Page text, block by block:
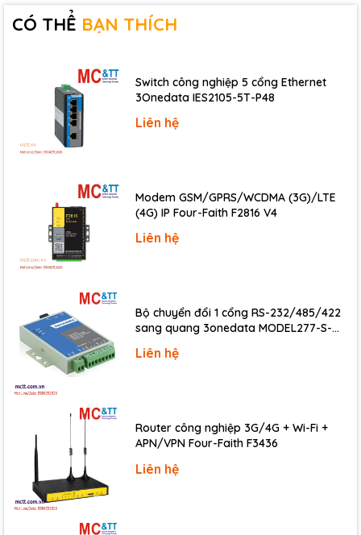
Type
Wet Contact
Sink/Source (NPN/PNP)
Wet Contact, OFF Voltage Level
+4 ~ 30 VDC
Max. Counts
Frequency
Input Impedance
Overvoltage Protection
±35 VDC
Relay Output
Type
AC-SSR
Contact Rating
24 ~ 265 VAC @ 1A
Operate Time
1/2 cycle + 1 ms
Release Time
1/2 cycle + 1 ms
Electrical
Endurance
CÓ THỂ BẠN THÍCH
Switch công nghiệp 5 cổng Ethernet
3Onedata IES2105-5T-P48
Liên hệ
Modem GSM/GPRS/WCDMA (3G)/LTE
(4G) IP Four-Faith F2816 V4
Liên hệ
Bộ chuyển đổi 1 cổng RS-232/485/422
sang quang 3onedata MODEL277-S-
20KM)
Liên hệ
Router công nghiệp 3G/4G + Wi-Fi +
APN/VPN Four-Faith F3436
Liên hệ